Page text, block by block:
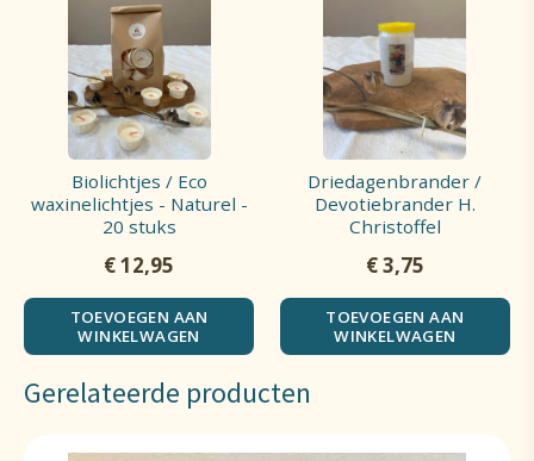
Biolichtjes / Eco
waxinelichtjes - Naturel -
20 stuks
€12,95
TOEVOEGEN AAN
WINKELWAGEN
Driedagenbrander /
Devotiebrander H.
Christoffel
€3,75
TOEVOEGEN AAN
WINKELWAGEN
Gerelateerde producten